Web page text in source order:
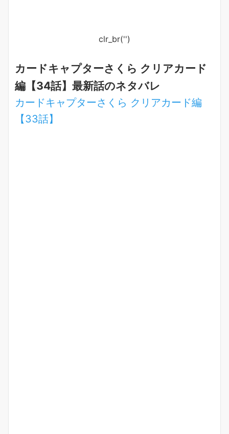
clr_br('')
カードキャプターさくら クリアカード
編【34話】最新話のネタバレ
カードキャプターさくら クリアカード編
【33話】